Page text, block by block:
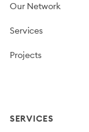
Our Network
Services
Projects
SERVICES